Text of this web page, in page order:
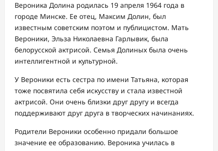
Вероника Долина родилась 19 апреля 1964 года в
городе Минске. Ее отец, Максим Долин, был
известным советским поэтом и публицистом. Мать
Вероники, Эльза Николаевна Гарлывик, была
белорусской актрисой. Семья Долиных была очень
интеллигентной и культурной.
У Вероники есть сестра по имени Татьяна, которая
тоже посвятила себя искусству и стала известной
актрисой. Они очень близки друг другу и всегда
поддерживают друг друга в творческих начинаниях.
Родители Вероники особенно придали большое
значение ее образованию. Вероника училась в